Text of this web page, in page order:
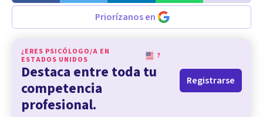
Priorízanos en
¿ERES PSICÓLOGO/A EN
ESTADOS UNIDOS
?
Destaca entre toda tu
competencia
profesional.
Registrarse